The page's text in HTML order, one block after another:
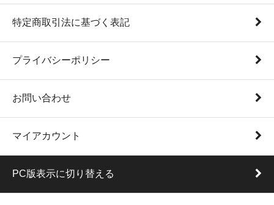
特定商取引法に基づく表記
プライバシーポリシー
お問い合わせ
マイアカウント
PC版表示に切り替える